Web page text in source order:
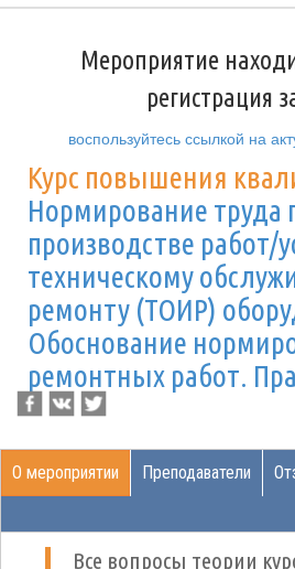
Мероприятие
регистрация
воспользуйтесь ссылкой на
Курс повышения
Нормирование труда
производстве работ/
техническому
ремонту (ТОИР)
Обоснование
ремонтных работ.
О мероприятии Преподаватели
Все вопросы теории